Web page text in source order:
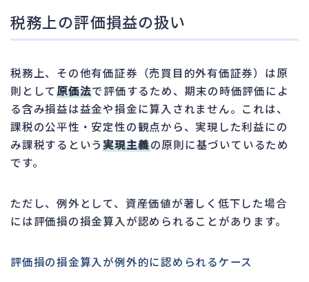
税務上の評価損益の扱い
税務上、その他有価証券（売買目的外有価証券）は原
則として原価法で評価するため、期末の時価評価によ
る含み損益は益金や損金に算入されません。これは、
課税の公平性・安定性の観点から、実現した利益にの
み課税するという実現主義の原則に基づいているため
です。
ただし、例外として、資産価値が著しく低下した場合
には評価損の損金算入が認められることがあります。
評価損の損金算入が例外的に認められるケース